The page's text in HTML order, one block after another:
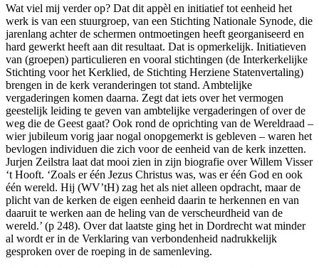
Wat viel mij verder op? Dat dit appèl en initiatief tot eenheid het
werk is van een stuurgroep, van een Stichting Nationale Synode, die
jarenlang achter de schermen ontmoetingen heeft georganiseerd en
hard gewerkt heeft aan dit resultaat. Dat is opmerkelijk. Initiatieven
van (groepen) particulieren en vooral stichtingen (de Interkerkelijke
Stichting voor het Kerklied, de Stichting Herziene Statenvertaling)
brengen in de kerk veranderingen tot stand. Ambtelijke
vergaderingen komen daarna. Zegt dat iets over het vermogen
geestelijk leiding te geven van ambtelijke vergaderingen of over de
weg die de Geest gaat? Ook rond de oprichting van de Wereldraad –
wier jubileum vorig jaar nogal onopgemerkt is gebleven – waren het
bevlogen individuen die zich voor de eenheid van de kerk inzetten.
Jurjen Zeilstra laat dat mooi zien in zijn biografie over Willem Visser
‘t Hooft. ‘Zoals er één Jezus Christus was, was er één God en ook
één wereld. Hij (WV’tH) zag het als niet alleen opdracht, maar de
plicht van de kerken de eigen eenheid daarin te herkennen en van
daaruit te werken aan de heling van de verscheurdheid van de
wereld.’ (p 248). Over dat laatste ging het in Dordrecht wat minder
al wordt er in de Verklaring van verbondenheid nadrukkelijk
gesproken over de roeping in de samenleving.